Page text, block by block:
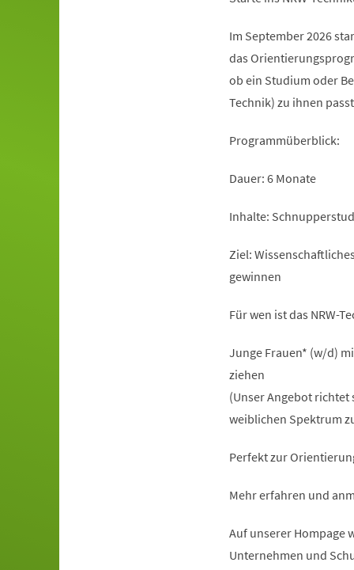
Im September 2026
das
ob ein Studium oder
Technik) zu ihnen
Programmüberblick:
Dauer: 6 Monate
Inhalte:
Ziel:
gewinnen
Für wen ist das NRW-
Junge Frauen* (w/d)
ziehen
(Unser Angebot richtet
weiblichen Spektrum
Perfekt zur
Mehr erfahren und
Auf unserer Hompage
Unternehmen und